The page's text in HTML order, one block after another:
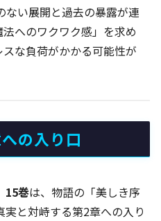
ない展開と過去の暴露が連
へのワクワク感」を求め
な負荷がかかる可能性が
の入り口
15巻は、物語の「美しき序
と対峙する第2章への入り